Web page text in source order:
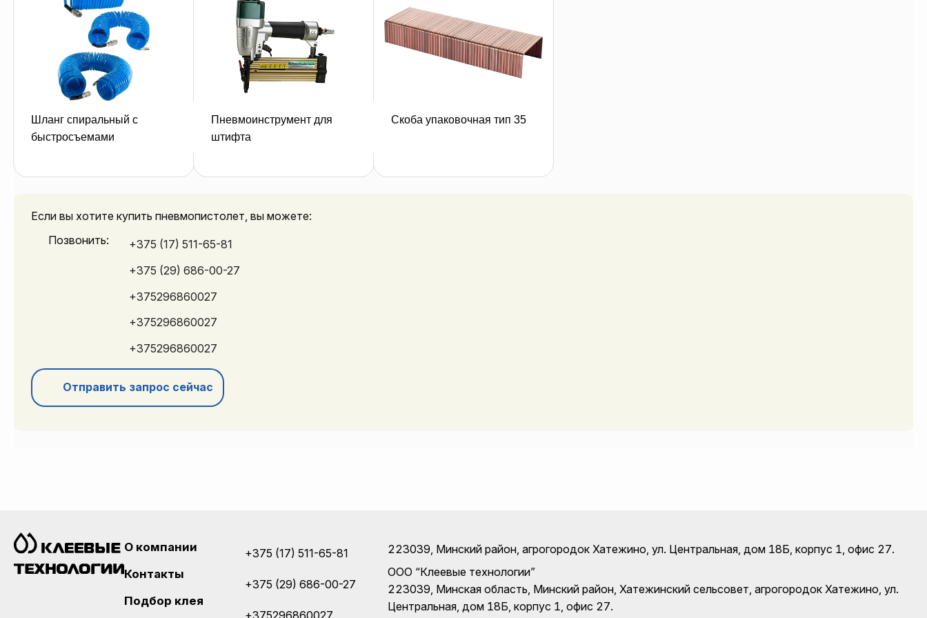
Шланг спиральный с
быстросъемами
оставить заявку
Пневмоинструмент для
штифта
оставить заявку Скоба упаковочная тип 35
оставить заявку
Если вы хотите купить пневмопистолет, вы можете:
Позвонить:
+375 (17) 511-65-81
+375 (29) 686-00-27
+375296860027
+375296860027
+375296860027
Отправить запрос сейчас
О компании
Контакты
Подбор клея
+375 (17) 511-65-81
+375 (29) 686-00-27
+375296860027
223039, Минский район, агрогородок Хатежино, ул. Центральная, дом 18Б, корпус 1, офис 27.
ООО “Клеевые технологии”
223039, Минская область, Минский район, Хатежинский сельсовет, агрогородок Хатежино, ул.
Центральная, дом 18Б, корпус 1, офис 27.